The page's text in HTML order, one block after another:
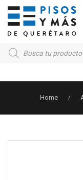
Products
search
Home /